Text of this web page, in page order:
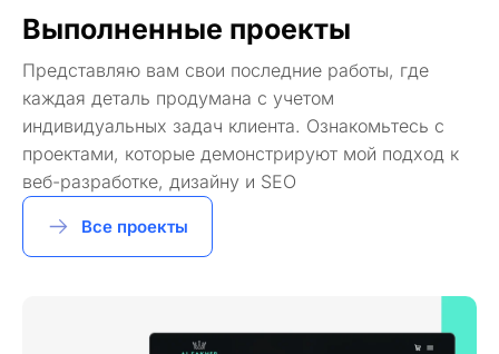
Выполненные проекты
Представляю вам свои последние работы, где
каждая деталь продумана с учетом
индивидуальных задач клиента. Ознакомьтесь с
проектами, которые демонстрируют мой подход к
веб-разработке, дизайну и SEO
Все проекты